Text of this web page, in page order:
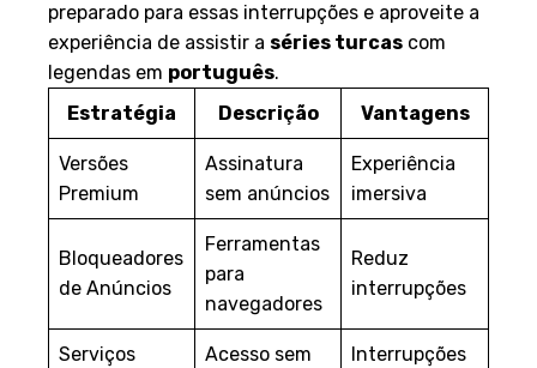
preparado para essas interrupções e aproveite a
experiência de assistir a séries turcas com
legendas em português.
Estratégia
Descrição Vantagens
Versões
Premium
Assinatura
sem anúncios
Experiência
imersiva
Bloqueadores
de Anúncios
Ferramentas
para
navegadores
Reduz
interrupções
Serviços
Acesso sem
Interrupções